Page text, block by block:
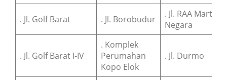
. Jl. Golf Barat . Jl. Borobudur
. Jl. RAA Marta
Negara
. Jl. Golf Barat I-IV
. Komplek
Perumahan
Kopo Elok
. Jl. Durmo